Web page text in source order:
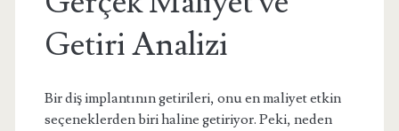
Getiri Analizi
Bir diş implantının getirileri, onu en maliyet etkin
seçeneklerden biri haline getiriyor. Peki, neden